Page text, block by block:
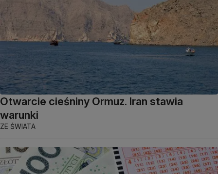
Otwarcie cieśniny Ormuz. Iran stawia
warunki
ZE ŚWIATA